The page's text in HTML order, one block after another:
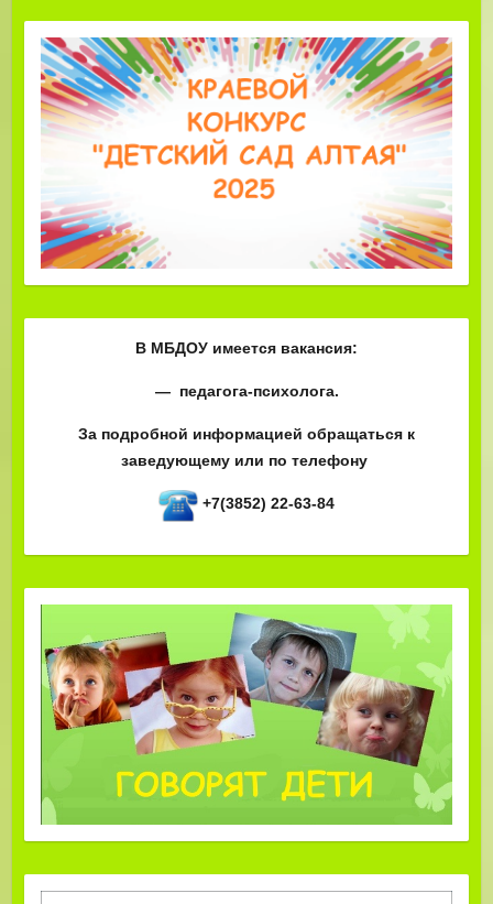
В МБДОУ имеется вакансия:
— педагога-психолога.
За подробной информацией обращаться к
заведующему или по телефону
+7(3852) 22-63-84